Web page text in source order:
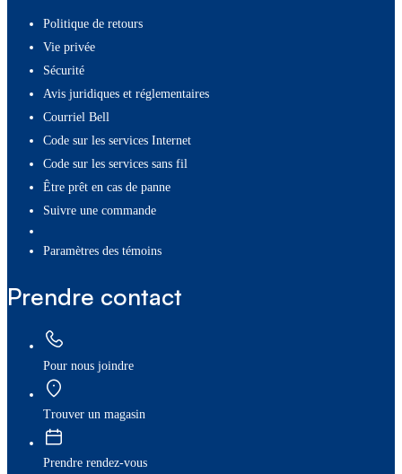
Politique de retours
Vie privée
Sécurité
Avis juridiques et réglementaires
Courriel Bell
Code sur les services Internet
Code sur les services sans fil
Être prêt en cas de panne
Suivre une commande
paramètres des témoins
Prendre contact
Pour nous joindre
Trouver un magasin
Prendre rendez-vous